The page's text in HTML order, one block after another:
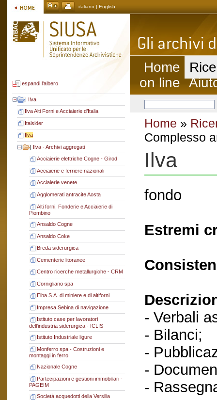
italiano | English
espandi l'albero
| Ilva
Ilva Alti Forni e Acciaierie d’Italia
Italsider
Ilva
| Ilva - Archivi aggregati
Acciaierie elettriche Cogne - Girod
Acciaierie e ferriere nazionali
Acciaierie venete
Agglomerati antracite Aosta
Alti forni, Fonderie e Acciaierie di
Piombino
Ansaldo Cogne
Ansaldo Coke
Breda siderurgica
Cementerie litoranee
Centro ricerche metallurgiche - CRM
Cornigliano spa
Elba S.A. di miniere e di altiforni
Impresa Sebina di navigazione
Istituto case per lavoratori
dell'industria siderurgica - ICLIS
Istituto Industriale ligure
Monferro spa - Costruzioni e
montaggi in ferro
Nazionale Cogne
Partecipazioni e gestioni immobiliari -
PAGEIM
Società acquedotti della Versilia
Home
on line
Home »
Complesso
Ilva
fondo
Estremi
- Verbali
- Bilanci;
-
-
-